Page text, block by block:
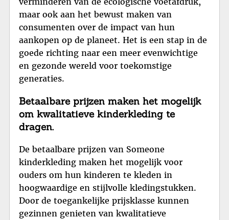
maar ook aan het bewust maken van
consumenten over de impact van hun
aankopen op de planeet. Het is een stap in de
goede richting naar een meer evenwichtige
en gezonde wereld voor toekomstige
generaties.
Betaalbare prijzen maken het mogelijk
om kwalitatieve kinderkleding te
dragen.
De betaalbare prijzen van Someone
kinderkleding maken het mogelijk voor
ouders om hun kinderen te kleden in
hoogwaardige en stijlvolle kledingstukken.
Door de toegankelijke prijsklasse kunnen
gezinnen genieten van kwalitatieve